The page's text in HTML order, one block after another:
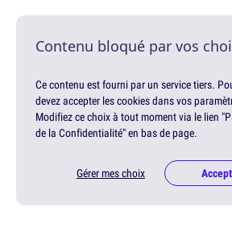
Contenu bloqué par vos
Ce contenu est fourni par un service tiers.
devez accepter les cookies dans vos
Modifiez ce choix à tout moment via le lien
de la Confidentialité" en bas de page.
Gérer mes choix